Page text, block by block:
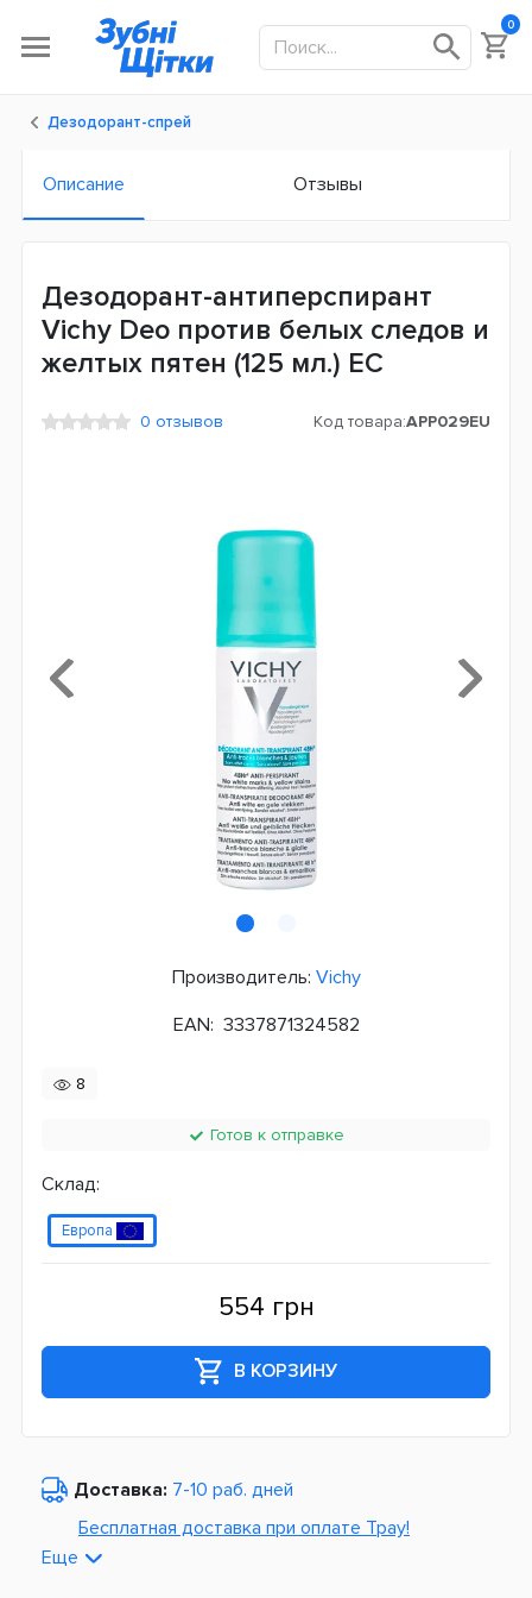
0
Дезодорант-спрей
Описание Отзывы
Дезодорант-антиперспирант
Vichy Deo против белых следов и
желтых пятен (125 мл.) ЕС
0 отзывов Код товара:APP029EU
Производитель: Vichy
EAN: 3337871324582
8
Готов к отправке
Склад:
Европа
554 грн
В КОРЗИНУ
Доставка: 7-10 раб. дней
Бесплатная доставка при оплате Tpay!
Еще